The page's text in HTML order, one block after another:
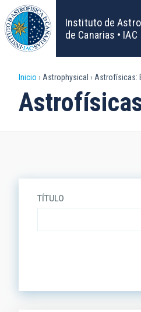
Pasar
al
contenido
principal
Instituto de
de Canarias • IAC
Sobrescribir
enlaces
Inicio Astrophysical Astrofísicas:
TÍTULO